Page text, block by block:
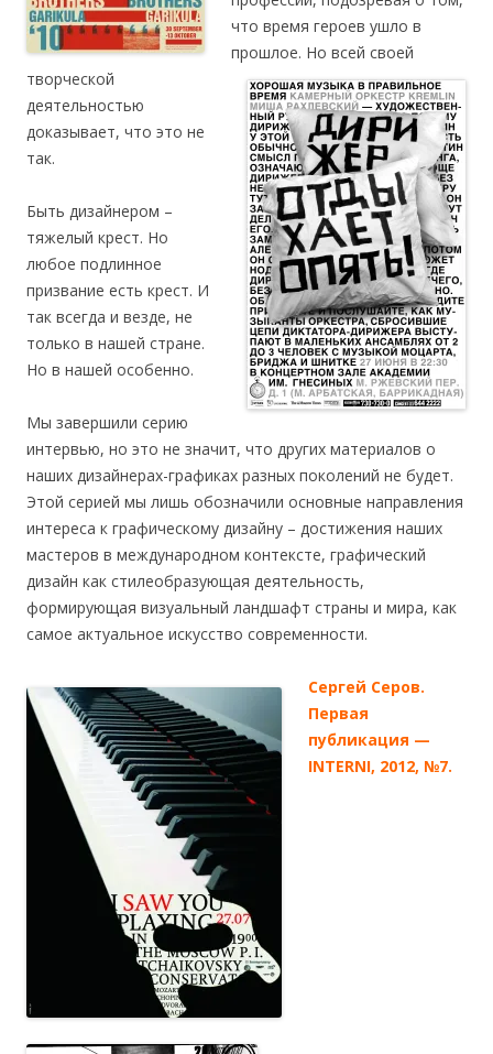
что время героев ушло в
прошлое. Но всей своей
творческой
деятельностью
доказывает, что это не
так.
Быть дизайнером ­–
тяжелый крест. Но
любое подлинное
призвание есть крест. И
так всегда и везде, не
только в нашей стране.
Но в нашей особенно.
Мы завершили серию
интервью, но это не значит, что других материалов о
наших дизайнерах-графиках разных поколений не будет.
Этой серией мы лишь обозначили основные направления
интереса к графическому дизайну – достижения наших
мастеров в международном контексте, графический
дизайн как стилеобразующая деятельность,
формирующая визуальный ландшафт страны и мира, как
самое актуальное искусство современности.
Cергей Серов.
Первая
публикация —
INTERNI, 2012, №7.